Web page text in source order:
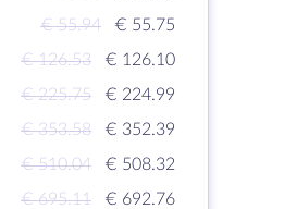
€ 55.94
€ 55.75
€ 126.53
€ 126.10
€ 225.75
€ 224.99
€ 353.58
€ 352.39
€ 510.04
€ 508.32
€ 695.11
€ 692.76